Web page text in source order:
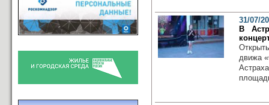
31/07/
В
движа